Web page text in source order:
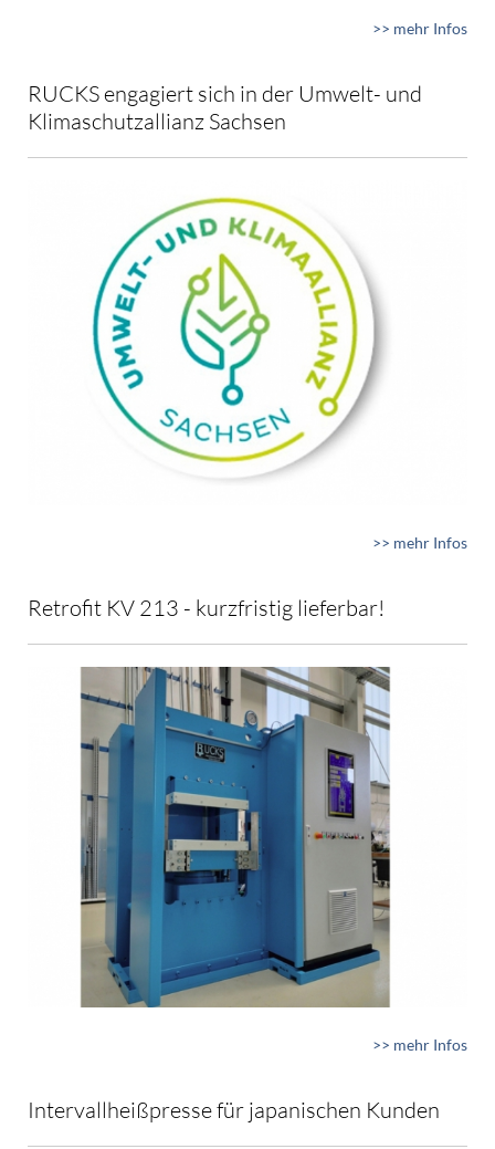
>> mehr Infos
RUCKS engagiert sich in der Umwelt- und
Klimaschutzallianz Sachsen
>> mehr Infos
Retrofit KV 213 - kurzfristig lieferbar!
>> mehr Infos
Intervallheißpresse für japanischen Kunden